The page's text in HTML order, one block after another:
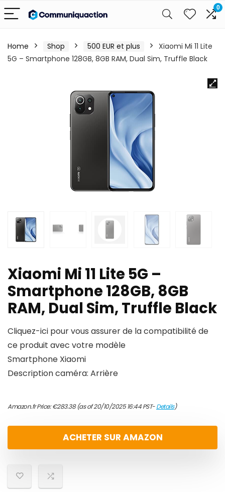
0
Home Shop 500 EUR et plus
Xiaomi Mi 11 Lite
5G – Smartphone 128GB, 8GB RAM, Dual Sim, Truffle Black
Xiaomi Mi 11 Lite 5G –
Smartphone 128GB, 8GB
RAM, Dual Sim, Truffle Black
Cliquez-ici pour vous assurer de la compatibilité de
ce produit avec votre modèle
Smartphone Xiaomi
Description caméra: Arrière
Amazon.fr Price:€283.38(as of 20/10/2025 16:44 PST-Details)
ACHETER SUR AMAZON